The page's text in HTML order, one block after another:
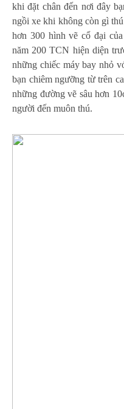
khi đặt chân đến nơi đây
ngồi xe khi không còn gì
hơn 300 hình vẽ cổ đại
năm 200 TCN hiện diện
những chiếc máy bay nhỏ
bạn chiêm ngưỡng từ trên
những đường vẽ sâu hơn
người đến muôn thú.